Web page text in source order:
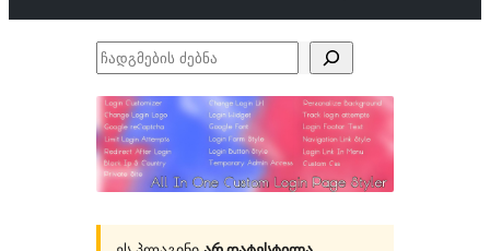
ჩადგმების